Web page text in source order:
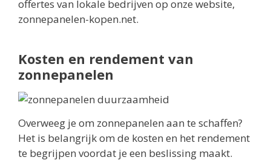
offertes van lokale bedrijven op onze website,
zonnepanelen-kopen.net.
Kosten en rendement van
zonnepanelen
Overweeg je om zonnepanelen aan te schaffen?
Het is belangrijk om de kosten en het rendement
te begrijpen voordat je een beslissing maakt.